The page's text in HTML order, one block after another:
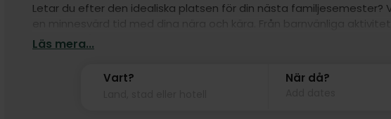
Letar du efter den idealiska platsen för din nästa familjesemester?
en minnesvärd tid med dina nära och kära. Från barnvänliga
här finns något för alla. Dyk in i den familjevänliga atmosfären, njut
Läs mera...
Vart? När då?